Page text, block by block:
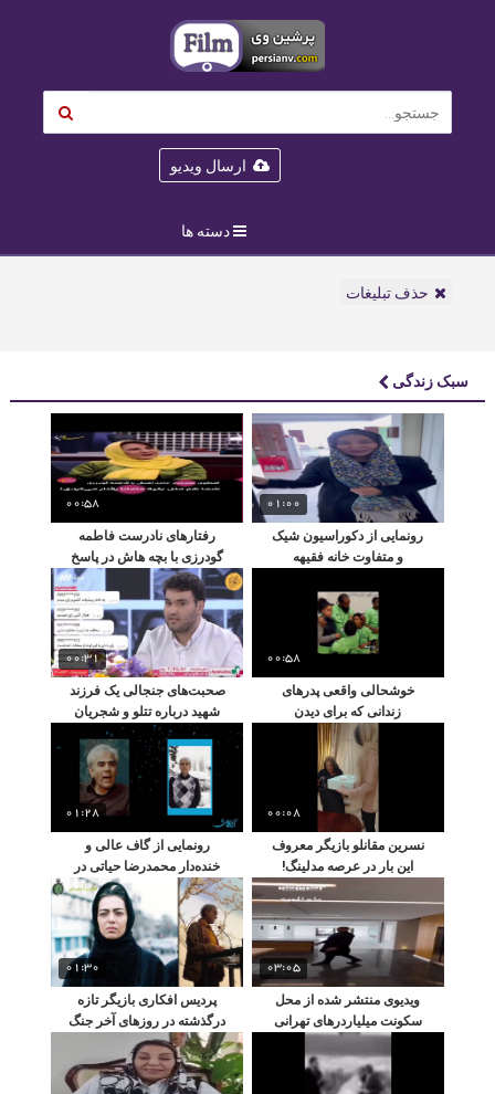
ارسال ویدیو
دسته ها
حذف تبلیغات
سبک زندگی
01:00
رونمایی از دکوراسیون شیک
و متفاوت خانه فقیهه
00:58
رفتارهای نادرست فاطمه
گودرزی با بچه هاش در پاسخ
به سوالات حامد آهنگی /
شرمندگی خانم بازیگر
00:58
خوشحالی واقعی پدرهای
زندانی که برای دیدن
فرزندانشان یک روز آزاد
شدند
00:31
صحبت‌های جنجالی یک فرزند
شهید درباره تتلو و شجریان
در تلویزیون
00:08
نسرین مقانلو بازیگر معروف
این بار در عرصه مدلینگ!
01:28
رونمایی از گاف عالی و
خنده‌دار محمدرضا حیاتی در
گفتگو با محمد اصغری
03:05
ویدیوی منتشر شده از محل
سکونت میلیاردر‌های تهرانی
در منطقه الهیه
01:30
پردیس افکاری بازیگر تازه
درگذشته در روزهای آخر جنگ
با سرطان